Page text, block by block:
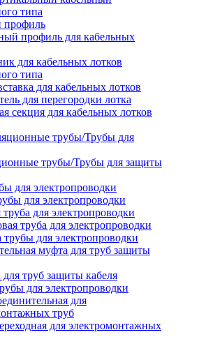
типа
профиль для кабельных
для кабельных лотков
типа
для кабельных лотков
для перегородки лотка
секция для кабельных лотков
трубы/Трубы для защиты
для электропроводки
для электропроводки
труба для электропроводки
труба для электропроводки
трубы для электропроводки
муфта для труб защиты
для труб защиты кабеля
для электропроводки
для
труб
для электромонтажных